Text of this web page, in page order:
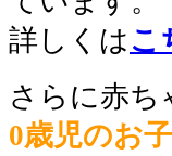
詳しくは こ
さらに赤ち
0歳児のお